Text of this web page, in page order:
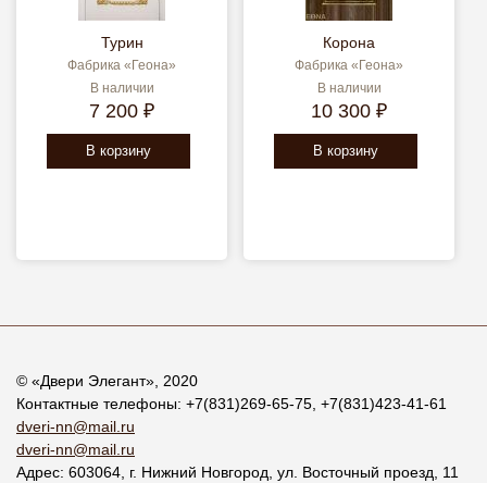
Турин
Фабрика «Геона»
В наличии
7 200 ₽
В корзину
Корона
Фабрика «Геона»
В наличии
10 300 ₽
В корзину
© «Двери Элегант», 2020
Контактные телефоны: +7(831)269-65-75 +7(831)423-41-61
dveri-nn@mail.ru
dveri-nn@mail.ru
Адрес: 603064 , г. Нижний Новгород ул. Восточный проезд, 11